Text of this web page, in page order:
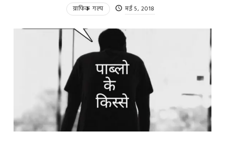
ग्राफिक गल्प मई 5, 2018